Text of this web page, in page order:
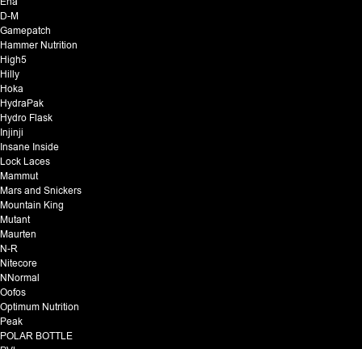
D-M
Gamepatch
Hammer Nutrition
High5
Hilly
Hoka
HydraPak
Hydro Flask
Injinji
Insane Inside
Lock Laces
Mammut
Mars and Snickers
Mountain King
Mutant
Maurten
N-R
Nitecore
NNormal
Oofos
Optimum Nutrition
Peak
POLAR BOTTLE